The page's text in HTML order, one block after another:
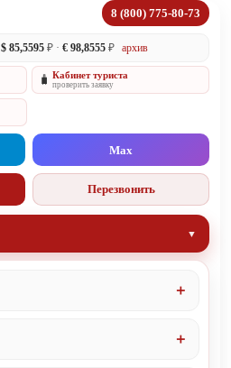
8 (800) 775-80-73
$ 85,5595 ₽ · € 98,8555 ₽ архив
🧳 Кабинет туриста
проверить заявку
Max
Перезвонить